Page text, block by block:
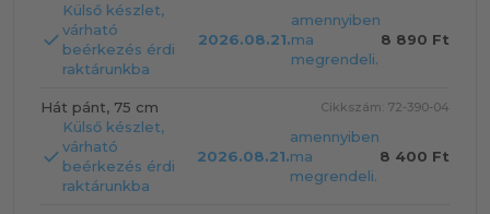
Külső készlet,
várható
beérkezés érdi
raktárunkba
2026.08.21.
amennyiben
ma
megrendeli.
8 890 Ft
Hát pánt, 75 cm Cikkszám: 72-390-04
Külső készlet,
várható
beérkezés érdi
raktárunkba
2026.08.21.
amennyiben
ma
megrendeli.
8 400 Ft